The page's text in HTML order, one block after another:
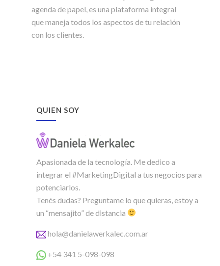
agenda de papel, es una plataforma integral
que maneja todos los aspectos de tu relación
con los clientes.
QUIEN SOY
Apasionada de la tecnología. Me dedico a
integrar el #MarketingDigital a tus negocios para
potenciarlos.
Tenés dudas? Preguntame lo que quieras, estoy a
un “mensajito” de distancia
hola@danielawerkalec.com.ar
+54 341 5-098-098